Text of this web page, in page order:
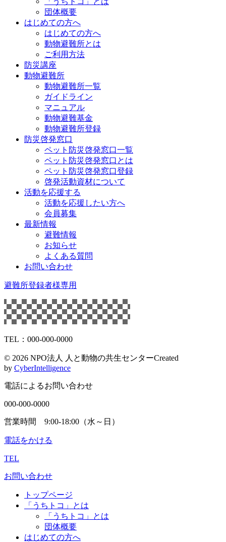
団体概要
はじめての方へ
はじめての方へ
動物避難所とは
ご利用方法
防災講座
動物避難所
動物避難所一覧
ガイドライン
マニュアル
動物避難基金
動物避難所登録
防災啓発窓口
ペット防災啓発窓口一覧
ペット防災啓発窓口とは
ペット防災啓発窓口登録
啓発活動資材について
活動を応援する
活動を応援したい方へ
会員募集
最新情報
避難情報
お知らせ
よくある質問
お問い合わせ
避難所登録者様専用
TEL：000-000-0000
© 2026 NPO法人 人と動物の共生センターCreated
by CyberIntelligence
電話によるお問い合わせ
000-000-0000
営業時間 9:00-18:00（水～日）
電話をかける
TEL
お問い合わせ
トップページ
「うちトコ」とは
「うちトコ」とは
団体概要
はじめての方へ